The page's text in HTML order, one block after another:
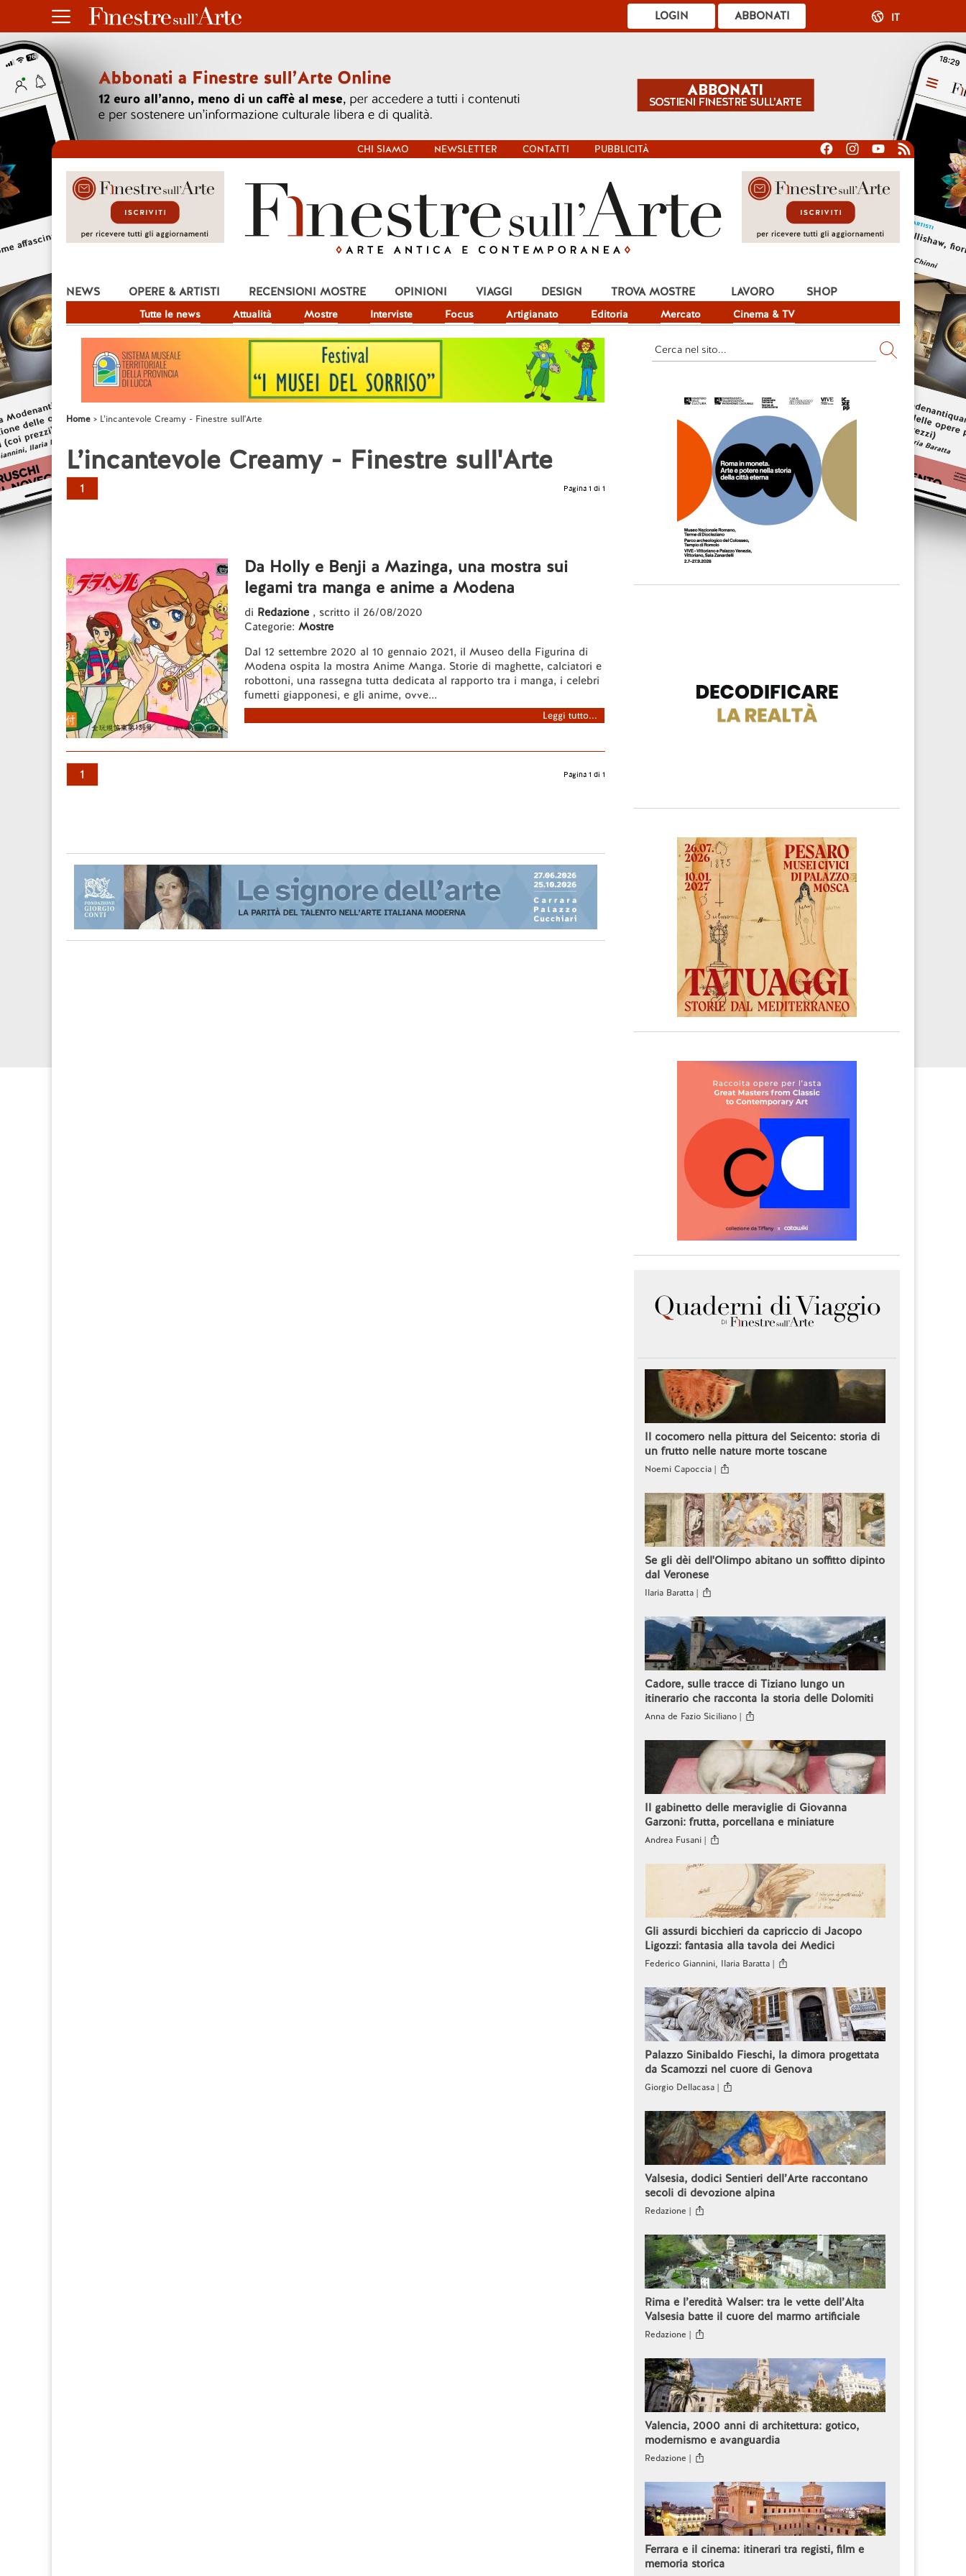
ABBONATI
LOGIN IT
CHI SIAMO NEWSLETTER CONTATTI PUBBLICITÀ
NEWS
Tutte le news Attualità Mostre Interviste Focus Artigianato Editoria Mercato Cinema & TV
OPERE & ARTISTI RECENSIONI MOSTRE OPINIONI VIAGGI DESIGN TROVA MOSTRE LAVORO SHOP
Home L’incantevole Creamy - Finestre sull'Arte
L’incantevole Creamy - Finestre sull'Arte
1 Pagina 1 di 1
Da Holly e Benji a Mazinga, una mostra sui
legami tra manga e anime a Modena
di Redazione , scritto il 26/08/2020
Categorie: Mostre
Dal 12 settembre 2020 al 10 gennaio 2021, il Museo della Figurina di
Modena ospita la mostra Anime Manga. Storie di maghette, calciatori e
robottoni, una rassegna tutta dedicata al rapporto tra i manga, i celebri
fumetti giapponesi, e gli anime, ovve...
Leggi tutto...
1 Pagina 1 di 1
Il cocomero nella pittura del Seicento: storia di
un frutto nelle nature morte toscane
Noemi Capoccia |
Se gli dèi dell'Olimpo abitano un soffitto dipinto
dal Veronese
Ilaria Baratta |
Cadore, sulle tracce di Tiziano lungo un
itinerario che racconta la storia delle Dolomiti
Anna de Fazio Siciliano |
Il gabinetto delle meraviglie di Giovanna
Garzoni: frutta, porcellana e miniature
Andrea Fusani |
Gli assurdi bicchieri da capriccio di Jacopo
Ligozzi: fantasia alla tavola dei Medici
Federico Giannini, Ilaria Baratta |
Palazzo Sinibaldo Fieschi, la dimora progettata
da Scamozzi nel cuore di Genova
Giorgio Dellacasa |
Valsesia, dodici Sentieri dell’Arte raccontano
secoli di devozione alpina
Redazione |
Rima e l’eredità Walser: tra le vette dell’Alta
Valsesia batte il cuore del marmo artificiale
Redazione |
Valencia, 2000 anni di architettura: gotico,
modernismo e avanguardia
Redazione |
Ferrara e il cinema: itinerari tra registi, film e
memoria storica